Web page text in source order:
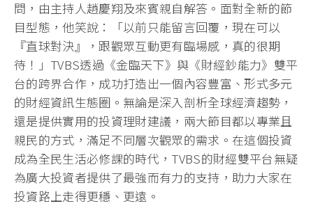
問，由主持人趙慶翔及來賓親自解答。面對全新的節
目型態，他笑說：「以前只能留言回覆，現在可以
『直球對決』，跟觀眾互動更有臨場感，真的很期
待！」TVBS透過《金臨天下》與《財經鈔能力》雙平
台的跨界合作，成功打造出一個內容豐富、形式多元
的財經資訊生態圈。無論是深入剖析全球經濟趨勢，
還是提供實用的投資理財建議，兩大節目都以專業且
親民的方式，滿足不同層次觀眾的需求。在這個投資
成為全民生活必修課的時代，TVBS的財經雙平台無疑
為廣大投資者提供了最強而有力的支持，助力大家在
投資路上走得更穩、更遠。